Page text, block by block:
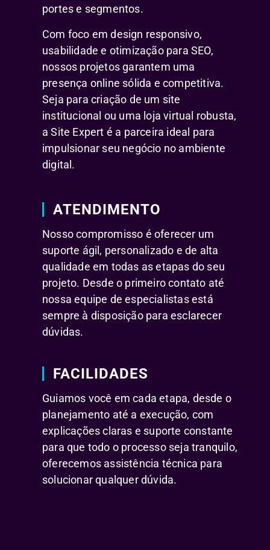
portes e segmentos.
Com foco em design responsivo,
usabilidade e otimização para SEO,
nossos projetos garantem uma
presença online sólida e competitiva.
Seja para criação de um site
institucional ou uma loja virtual robusta,
a Site Expert é a parceira ideal para
impulsionar seu negócio no ambiente
digital.
ATENDIMENTO
Nosso compromisso é oferecer um
suporte ágil, personalizado e de alta
qualidade em todas as etapas do seu
projeto. Desde o primeiro contato até
nossa equipe de especialistas está
sempre à disposição para esclarecer
dúvidas.
FACILIDADES
Guiamos você em cada etapa, desde o
planejamento até a execução, com
explicações claras e suporte constante
para que todo o processo seja tranquilo,
oferecemos assistência técnica para
solucionar qualquer dúvida.